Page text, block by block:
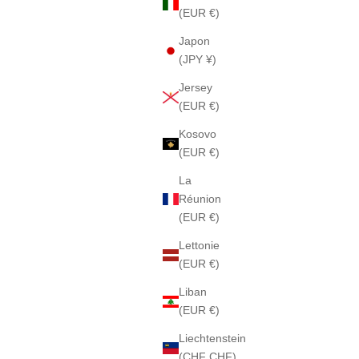
(EUR €)
Japon
(JPY ¥)
Jersey
(EUR €)
Kosovo
(EUR €)
La
Réunion
(EUR €)
Lettonie
(EUR €)
Liban
(EUR €)
Liechtenstein